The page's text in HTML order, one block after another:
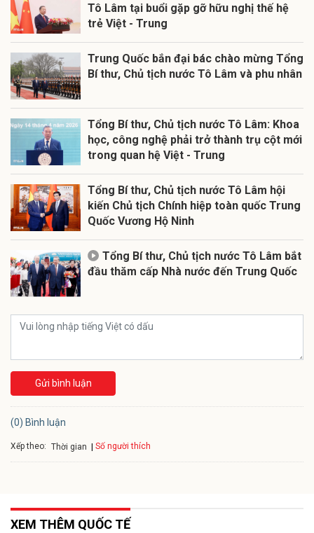
Tô Lâm tại buổi gặp gỡ hữu nghị thế hệ
trẻ Việt - Trung
Trung Quốc bắn đại bác chào mừng Tổng
Bí thư, Chủ tịch nước Tô Lâm và phu nhân
Tổng Bí thư, Chủ tịch nước Tô Lâm: Khoa
học, công nghệ phải trở thành trụ cột mới
trong quan hệ Việt - Trung
Tổng Bí thư, Chủ tịch nước Tô Lâm hội
kiến Chủ tịch Chính hiệp toàn quốc Trung
Quốc Vương Hộ Ninh
Tổng Bí thư, Chủ tịch nước Tô Lâm bắt
đầu thăm cấp Nhà nước đến Trung Quốc
Gửi bình luận
(0) Bình luận
Xếp theo: Thời gian Số người thích
XEM THÊM QUỐC TẾ